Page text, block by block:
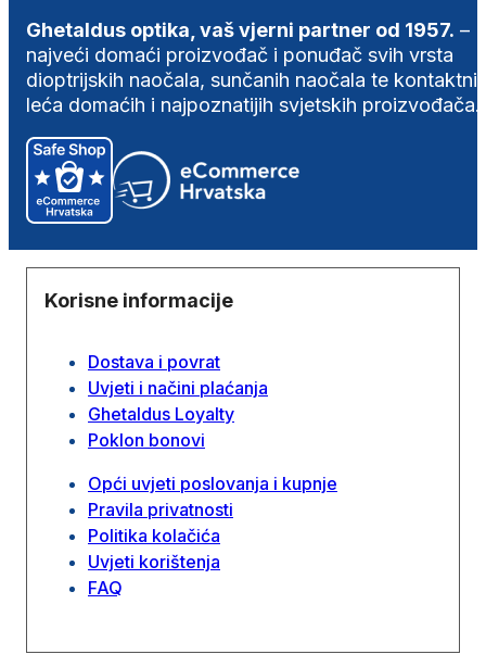
Ghetaldus optika, vaš vjerni partner od 1957. –
najveći domaći proizvođač i ponuđač svih vrsta
dioptrijskih naočala, sunčanih naočala te
leća domaćih i najpoznatijih svjetskih proizvođača.
Korisne informacije
Dostava i povrat
Uvjeti i načini plaćanja
Ghetaldus Loyalty
Poklon bonovi
Opći uvjeti poslovanja i kupnje
Pravila privatnosti
Politika kolačića
Uvjeti korištenja
FAQ